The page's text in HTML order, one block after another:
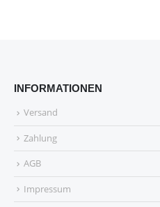
INFORMATIONEN
Versand
Zahlung
AGB
Impressum